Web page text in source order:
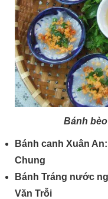
Bánh
Bánh canh Xuân
Chung
Bánh Tráng nước
Văn Trỗi